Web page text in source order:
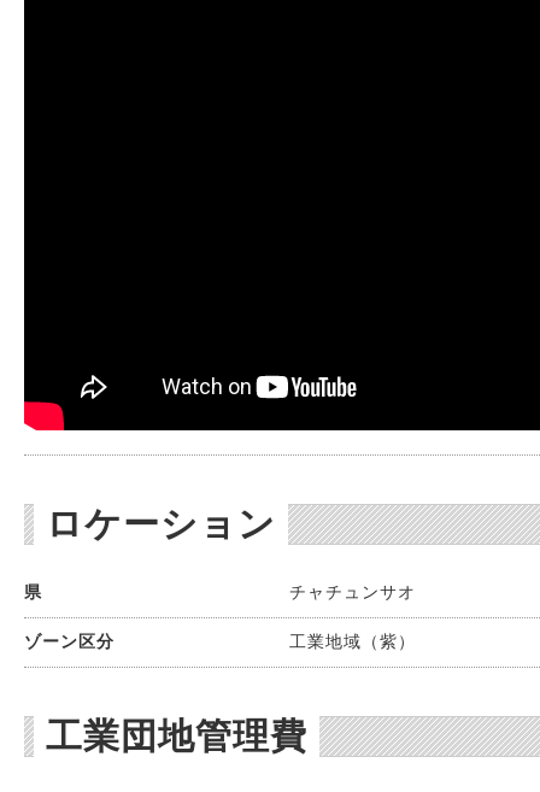
ロケーション
県 チャチュンサオ
ゾーン区分 工業地域（紫）
工業団地管理費